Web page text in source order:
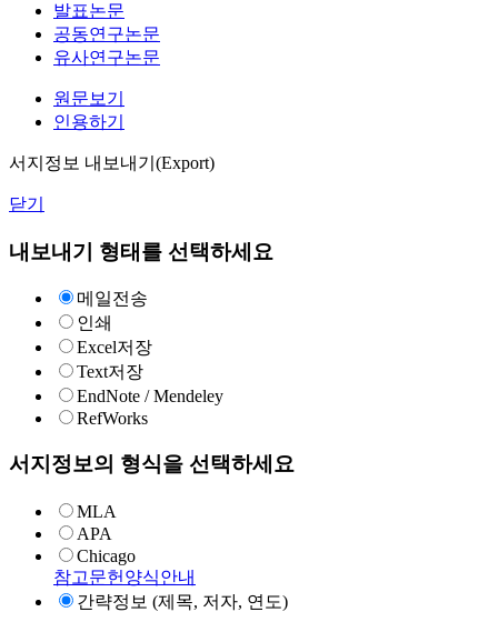
발표논문
공동연구논문
유사연구논문
원문보기
인용하기
서지정보 내보내기(Export)
닫기
내보내기 형태를 선택하세요
메일전송
인쇄
Excel저장
Text저장
EndNote / Mendeley
RefWorks
서지정보의 형식을 선택하세요
MLA
APA
Chicago
참고문헌양식안내
간략정보 (제목, 저자, 연도)